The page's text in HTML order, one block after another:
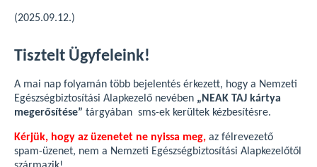
(2025.09.12.)
Tisztelt Ügyfeleink!
A mai nap folyamán több bejelentés érkezett, hogy a Nemzeti
Egészségbiztosítási Alapkezelő nevében „NEAK TAJ kártya
megerősítése” tárgyában sms-ek kerültek kézbesítésre.
Kérjük, hogy az üzenetet ne nyissa meg, az félrevezető
spam-üzenet, nem a Nemzeti Egészségbiztosítási Alapkezelőtől